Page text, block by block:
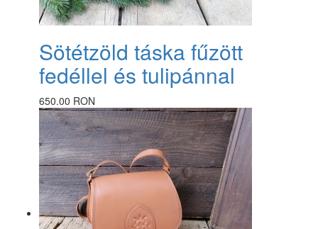
Sötétzöld táska fűzött
fedéllel és tulipánnal
650.00 RON